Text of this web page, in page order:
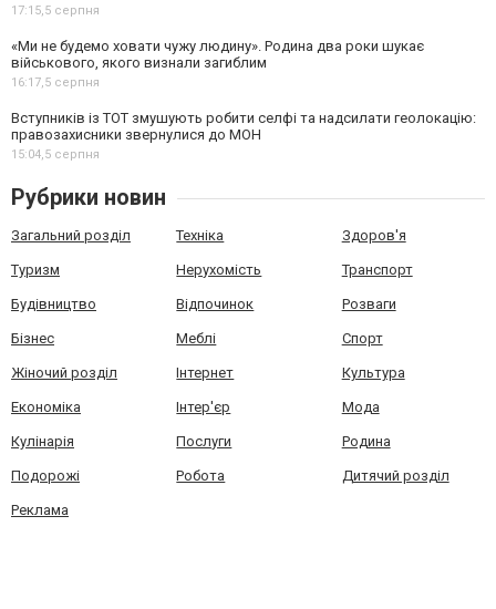
17:15,5 серпня
«Ми не будемо ховати чужу людину». Родина два роки шукає
військового, якого визнали загиблим
16:17,5 серпня
Вступників із ТОТ змушують робити селфі та надсилати геолокацію:
правозахисники звернулися до МОН
15:04,5 серпня
Рубрики новин
Загальний розділ Техніка Здоров'я
Туризм Нерухомість Транспорт
Будівництво Відпочинок Розваги
Бізнес Меблі Спорт
Жіночий розділ Інтернет Культура
Економіка Інтер'єр Мода
Кулінарія Послуги Родина
Подорожі Робота Дитячий розділ
Реклама